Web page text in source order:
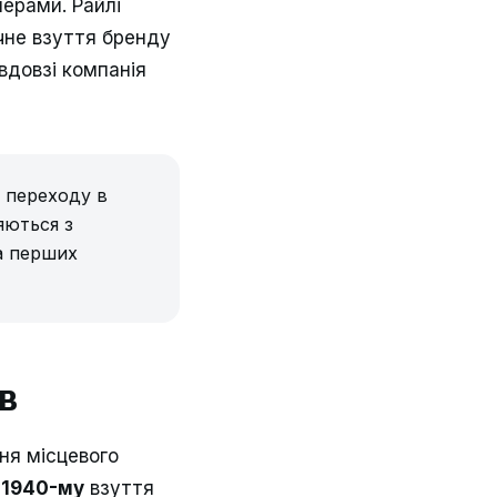
Райлі
взуття бренду
компанія
переходу в
з
перших
місцевого
1940-му взуття